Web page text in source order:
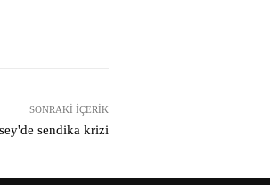
SONRAKI İÇERIK
sendika krizi